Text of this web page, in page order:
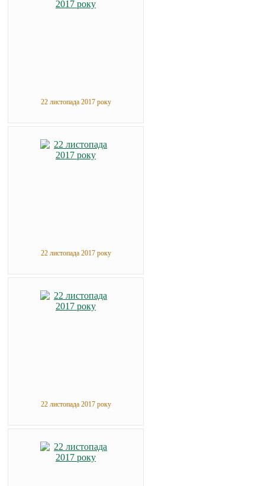
22 листопада 2017 року
22 листопада 2017 року
22 листопада 2017 року